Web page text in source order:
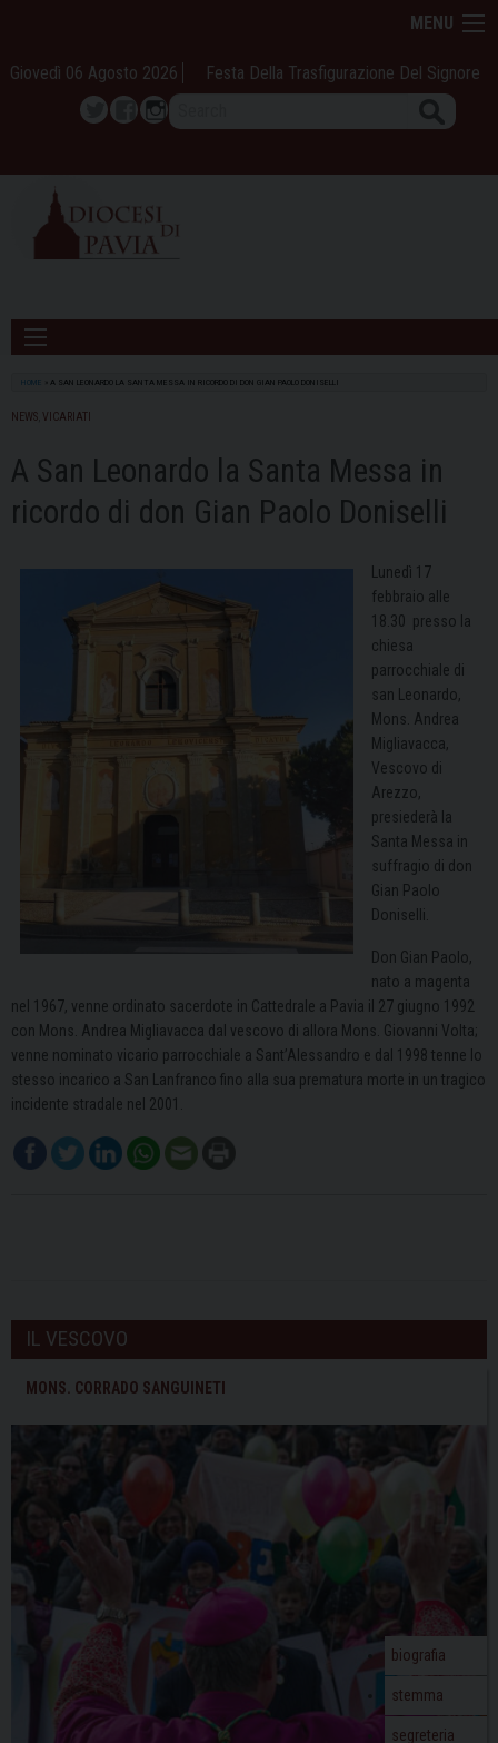
content
MENU
Giovedì 06 Agosto 2026 Festa Della Trasfigurazione Del Signore
TwitterFacebook
Instagram
HOME A SAN LEONARDO LA SANTA MESSA IN RICORDO DI DON GIAN PAOLO DONISELLI
NEWS VICARIATI
A San Leonardo la Santa Messa in
ricordo di don Gian Paolo Doniselli
Lunedì 17
febbraio alle
18.30 presso la
chiesa
parrocchiale di
san Leonardo,
Mons. Andrea
Migliavacca,
Vescovo di
Arezzo,
presiederà la
Santa Messa in
suffragio di don
Gian Paolo
Doniselli.
Don Gian Paolo,
nato a magenta
nel 1967, venne ordinato sacerdote in Cattedrale a Pavia il 27 giugno 1992
con Mons. Andrea Migliavacca dal vescovo di allora Mons. Giovanni Volta;
venne nominato vicario parrocchiale a Sant’Alessandro e dal 1998 tenne lo
stesso incarico a San Lanfranco fino alla sua prematura morte in un tragico
incidente stradale nel 2001.
IL VESCOVO
MONS. CORRADO SANGUINETI
biografia
stemma
segreteria